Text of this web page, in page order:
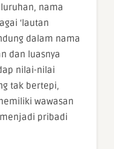
nama
‘lautan
dalam nama
dan luasnya
nilai-nilai
tak bertepi,
wawasan
pribadi